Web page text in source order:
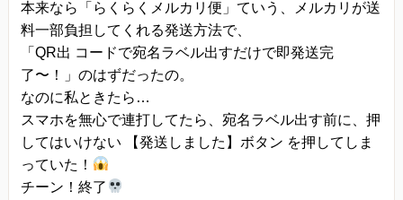
事前に本人の同意を得ることなく、個人情報を第
三者に開示・提供することはありません。
個人情報の管理
当方は、個人情報の漏洩、滅失、毀損等を防止す
るために、個人情報保護管理責任者を設置し、
十分な安全保護に努め、 また、個人情報を正確
に、また最新なものに保つよう、 お預かりした個
人情報の適切な管理を行います。
本来なら「らくらくメルカリ便」ていう、メルカリが送
料一部負担してくれる発送方法で、
「QR出 コードで宛名ラベル出すだけで即発送完
了〜！」のはずだったの。
なのに私ときたら…
スマホを無心で連打してたら、宛名ラベル出す前に、押
してはいけない 【発送しました】ボタン を押してしま
っていた！
チーン！終了